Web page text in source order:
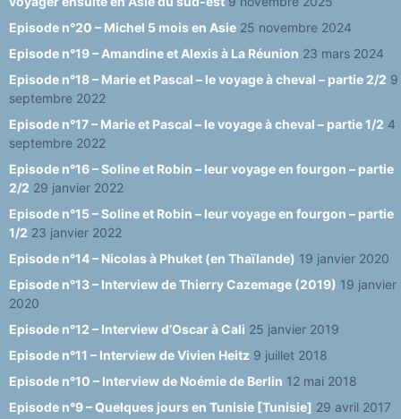
n
el
Episode n°20 – Michel 5 mois en Asie 25 novembre 2024
Episode n°19 – Amandine et Alexis à La Réunion 23 mars 2024
Episode n°18 – Marie et Pascal – le voyage à cheval – partie 2/2 9
septembre 2022
Episode n°17 – Marie et Pascal – le voyage à cheval – partie 1/2 4
septembre 2022
Episode n°16 – Soline et Robin – leur voyage en fourgon – partie
2/2 29 janvier 2022
Episode n°15 – Soline et Robin – leur voyage en fourgon – partie
1/2 23 janvier 2022
Episode n°14 – Nicolas à Phuket (en Thaïlande) 19 janvier 2020
Episode n°13 – Interview de Thierry Cazemage (2019) 19 janvier
2020
Episode n°12 – Interview d’Oscar à Cali 25 janvier 2019
Episode n°11 – Interview de Vivien Heitz 9 juillet 2018
Episode n°10 – Interview de Noémie de Berlin 12 mai 2018
Episode n°9 – Quelques jours en Tunisie [Tunisie] 29 avril 2017